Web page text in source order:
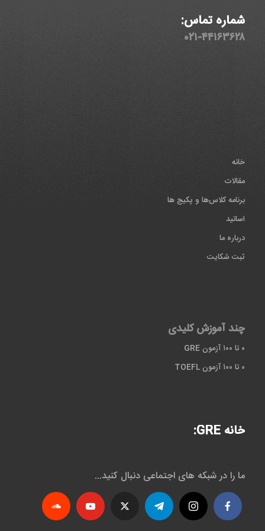
شماره تماس:
۰۲۱-۴۴۱۶۳۶۲۸
خانه
مقالات
برنامه کلاس‌ها و پکیج ها
اساتید
درباره ما
ثبت شکایت
چند آموزش کلیدی
۰ تا ۱۰۰ آزمون GRE
۰ تا ۱۰۰ آزمون TOEFL
خانه GRE:
ما را در شبکه های اجتماعی دنبال کنید...